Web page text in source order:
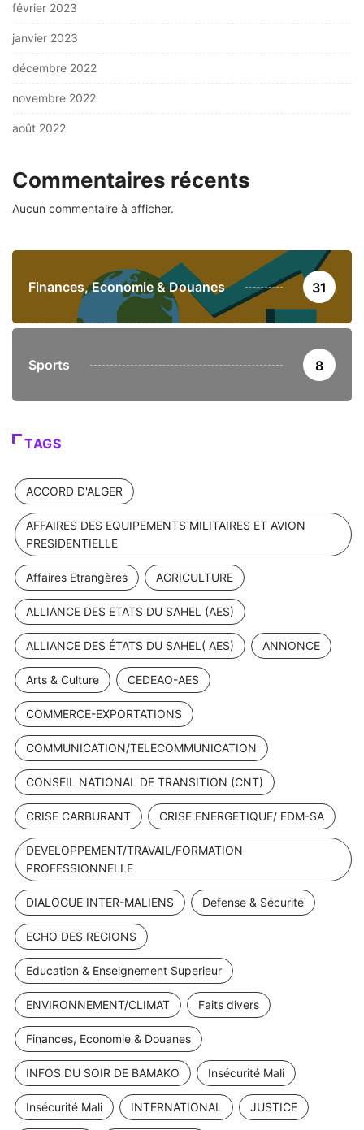
février 2023
janvier 2023
décembre 2022
novembre 2022
août 2022
Commentaires récents
Aucun commentaire à afficher.
Finances, Economie & Douanes 31
Sports 8
TAGS
ACCORD D'ALGER
AFFAIRES DES EQUIPEMENTS MILITAIRES ET AVION
PRESIDENTIELLE
Affaires Etrangères AGRICULTURE
ALLIANCE DES ETATS DU SAHEL (AES)
ALLIANCE DES ÉTATS DU SAHEL( AES) ANNONCE
Arts & Culture CEDEAO-AES
COMMERCE-EXPORTATIONS
COMMUNICATION/TELECOMMUNICATION
CONSEIL NATIONAL DE TRANSITION (CNT)
CRISE CARBURANT CRISE ENERGETIQUE/ EDM-SA
DEVELOPPEMENT/TRAVAIL/FORMATION
PROFESSIONNELLE
DIALOGUE INTER-MALIENS Défense & Sécurité
ECHO DES REGIONS
Education & Enseignement Superieur
ENVIRONNEMENT/CLIMAT Faits divers
Finances, Economie & Douanes
INFOS DU SOIR DE BAMAKO Insécurité Mali
Insécurité Mali INTERNATIONAL JUSTICE